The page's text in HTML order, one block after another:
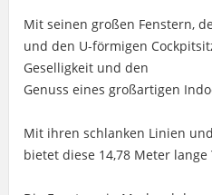
Mit seinen großen Fenstern,
und den U-förmigen
Geselligkeit und den
Genuss eines großartigen
Mit ihren schlanken Linien
bietet diese 14,78 Meter